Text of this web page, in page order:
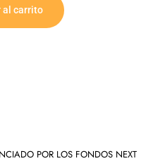
POR LOS FONDOS NEXT